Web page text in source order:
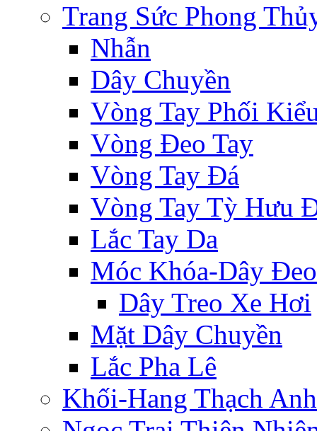
Trang Sức Phong
Nhẫn
Dây Chuyền
Vòng Tay Phối
Vòng Đeo Tay
Vòng Tay Đá
Vòng Tay Tỳ Hưu
Lắc Tay Da
Móc Khóa-Dây Đeo
Dây Treo Xe Hơi
Mặt Dây Chuyền
Lắc Pha Lê
Khối-Hang Thạch Anh